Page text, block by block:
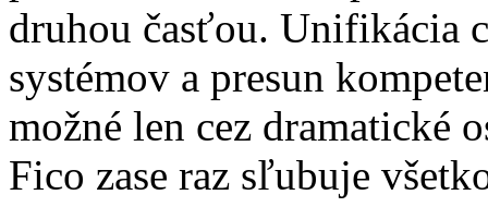
druhou časťou. Unifikácia
systémov a presun
možné len cez dramatické
Fico zase raz sľubuje